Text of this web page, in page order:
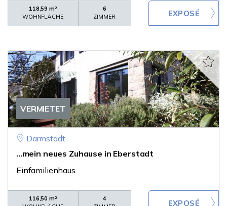
118,59 m²
WOHNFLÄCHE
6
ZIMMER
VERMIETET
Darmstadt
...mein neues Zuhause in Eberstadt
Einfamilienhaus
116,50 m²
4